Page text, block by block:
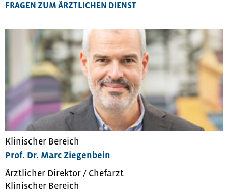
FRAGEN ZUM ÄRZTLICHEN DIENST
Klinischer Bereich
Prof. Dr. Marc Ziegenbein
Ärztlicher Direktor / Chefarzt
Klinischer Bereich